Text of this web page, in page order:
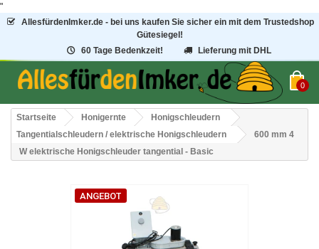
"
AllesfürdenImker.de - bei uns kaufen Sie sicher ein mit dem Trustedshop
Gütesiegel!
60 Tage Bedenkzeit!
Lieferung mit DHL
0
Startseite Honigernte
Honigschleudern
Tangentialschleudern / elektrische Honigschleudern
600 mm 4
W elektrische Honigschleuder tangential - Basic
ANGEBOT